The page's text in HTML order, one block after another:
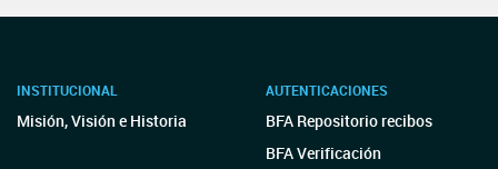
INSTITUCIONAL
Misión, Visión e Historia
AUTENTICACIONES
BFA Repositorio recibos
BFA Verificación